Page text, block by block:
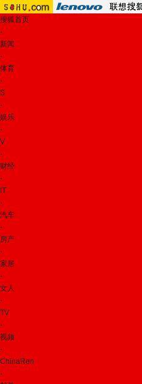
搜狐首页
-
新闻
-
体育
-
S
-
娱乐
-
V
-
财经
-
IT
-
汽车
-
房产
-
家居
-
女人
-
TV
-
视频
-
ChinaRen
-